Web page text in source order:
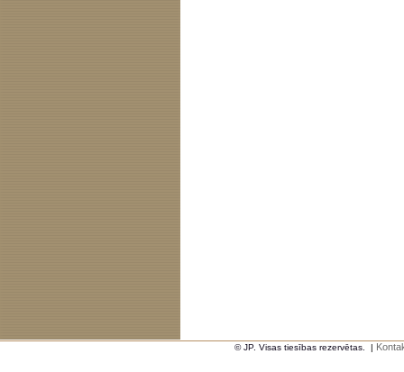
© JP. Visas tiesības rezervētas. |